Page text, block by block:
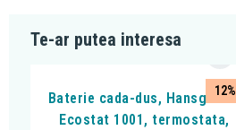
Te-ar putea interesa
12%
Baterie cada-dus, Hansgrohe,
Ecostat 1001, termostata,